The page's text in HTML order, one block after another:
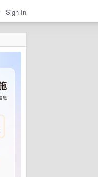
Sign In